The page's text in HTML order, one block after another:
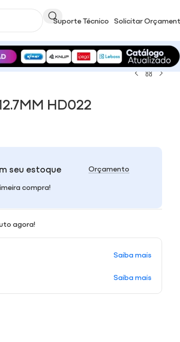
Suporte Técnico Solicitar
HD022
seu estoque
compra!
Orçamento
agora!
Saiba mais
Saiba mais